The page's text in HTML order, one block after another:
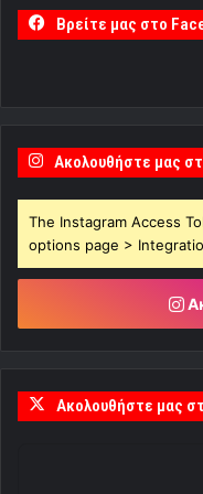
Βρείτε μας στο
Ακολουθήστε μας
The Instagram Access
options page >
Ακολουθήστε μας